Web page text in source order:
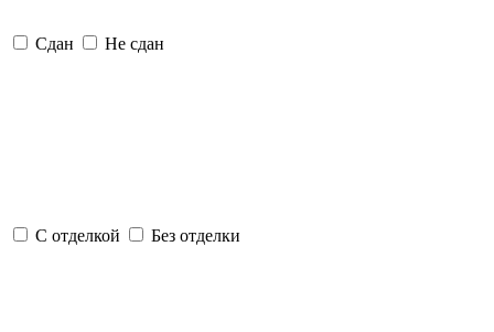
Сдан Не сдан
С отделкой Без отделки